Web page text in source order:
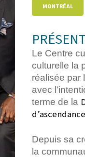
MONTRÉAL
Le Centre
culturelle la
réalisée par
avec
terme de la
Depuis sa
la